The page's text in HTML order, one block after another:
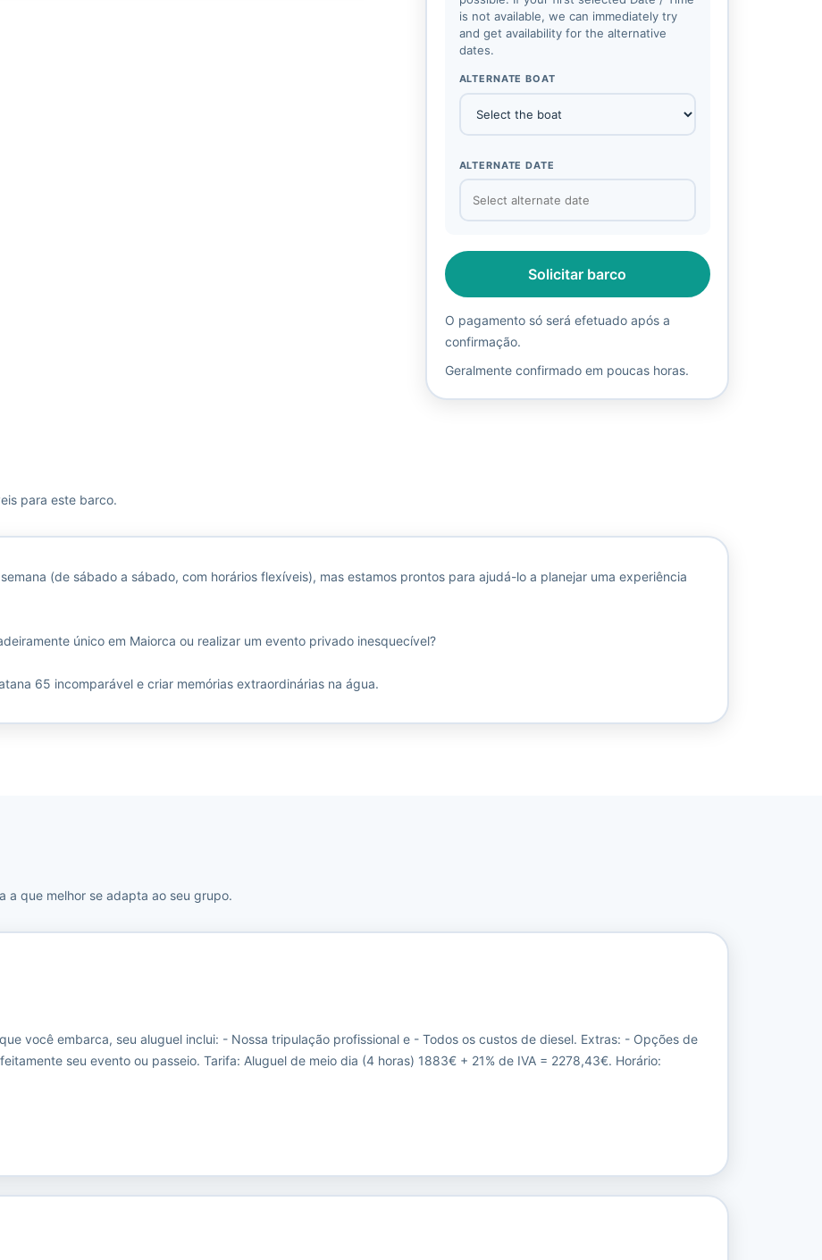
is not available, we can immediately try
and get availability for the alternative
dates.
ALTERNATE BOAT
ALTERNATE DATE
Solicitar barco
O pagamento só será efetuado após a
confirmação.
Geralmente confirmado em poucas horas.
para este barco.
(de sábado a sábado, com horários flexíveis), mas estamos prontos para ajudá-lo a planejar uma experiência
único em Maiorca ou realizar um evento privado inesquecível?
65 incomparável e criar memórias extraordinárias na água.
a que melhor se adapta ao seu grupo.
você embarca, seu aluguel inclui: - Nossa tripulação profissional e - Todos os custos de diesel. Extras: - Opções de
seu evento ou passeio. Tarifa: Aluguel de meio dia (4 horas) 1883€ + 21% de IVA = 2278,43€. Horário: